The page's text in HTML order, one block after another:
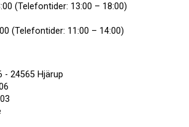
(Telefontider: 13:00 – 18:00)
(Telefontider: 11:00 – 14:00)
- 24565 Hjärup